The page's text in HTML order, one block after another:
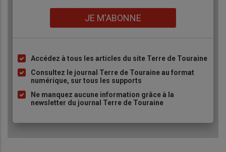
JE M'ABONNE
Liste
à
puce
Accédez à tous les articles du site Terre de Touraine
Consultez le journal Terre de Touraine au format
numérique, sur tous les supports
Ne manquez aucune information grâce à la
newsletter du journal Terre de Touraine